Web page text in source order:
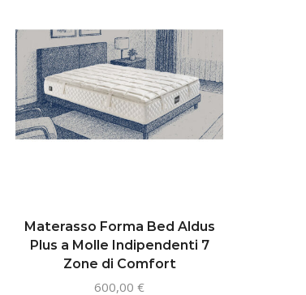
Materasso Forma Bed Aldus
Plus a Molle Indipendenti 7
Zone di Comfort
600,00€